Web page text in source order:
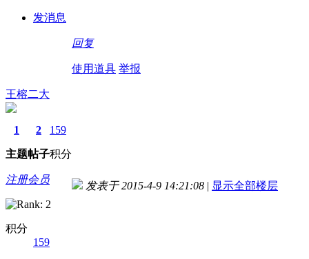
发消息
回复
使用道具 举报
王榕二大
1
主题
2
帖子
159
积分
注册会员
积分
159
发表于 2015-4-9 14:21:08 | 显示全部楼层